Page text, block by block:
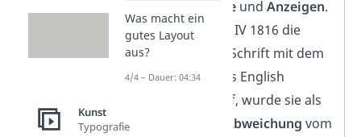
Plakateund Anzeigen.
Als Robert Caslon IV 1816 die
erste serifenlose Schrift mit dem
Namen „Two Lines English
Egyptian“ entwarf, wurde sie als
eine so
radikale Abweichung vom
Was macht ein
gutes Layout
aus?
4/4 – Dauer: 04:34
Kunst
Typografie